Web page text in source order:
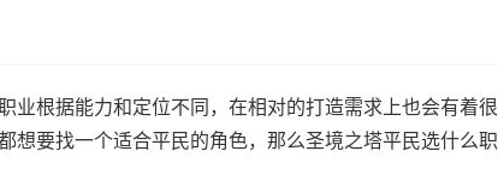
根据能力和定位不同，在相对的打造需求上也会有着很
想要找一个适合平民的角色，那么圣境之塔平民选什么职